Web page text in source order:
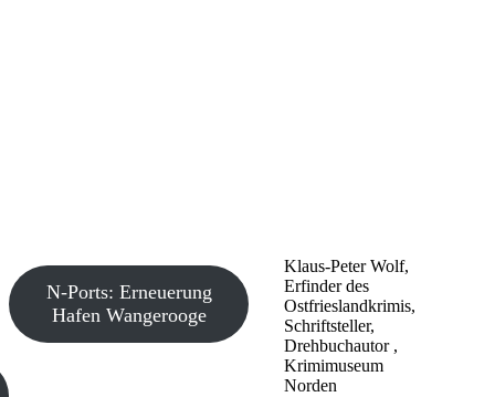
Klaus-Peter Wolf,
Erfinder des
Ostfrieslandkrimis,
Schriftsteller,
Drehbuchautor ,
Krimimuseum
Norden
N-Ports: Erneuerung
Hafen Wangerooge